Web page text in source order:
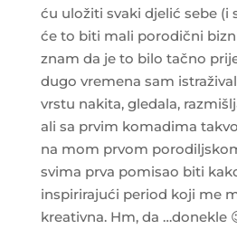
ću uložiti svaki djelić sebe (i
će to biti mali porodični
znam da je to bilo tačno
dugo vremena sam
vrstu nakita, gledala,
ali sa prvim komadima
na mom prvom
svima prva pomisao biti
inspirirajući period koji me
kreativna. Hm, da …donekle